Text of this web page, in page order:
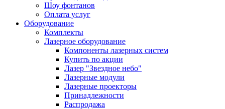
Шоу фонтанов
Оплата услуг
Оборудование
Комплекты
Лазерное оборудование
Компоненты лазерных систем
Купить по акции
Лазер "Звездное небо"
Лазерные модули
Лазерные проекторы
Принадлежности
Распродажа